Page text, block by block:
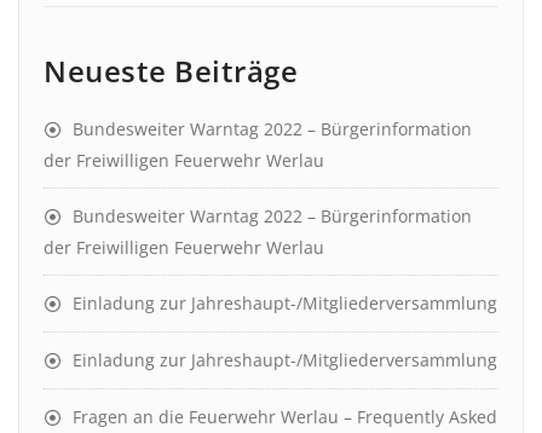
Neueste Beiträge
Bundesweiter Warntag 2022 – Bürgerinformation
der Freiwilligen Feuerwehr Werlau
Bundesweiter Warntag 2022 – Bürgerinformation
der Freiwilligen Feuerwehr Werlau
Einladung zur Jahreshaupt-/Mitgliederversammlung
Einladung zur Jahreshaupt-/Mitgliederversammlung
Fragen an die Feuerwehr Werlau – Frequently Asked